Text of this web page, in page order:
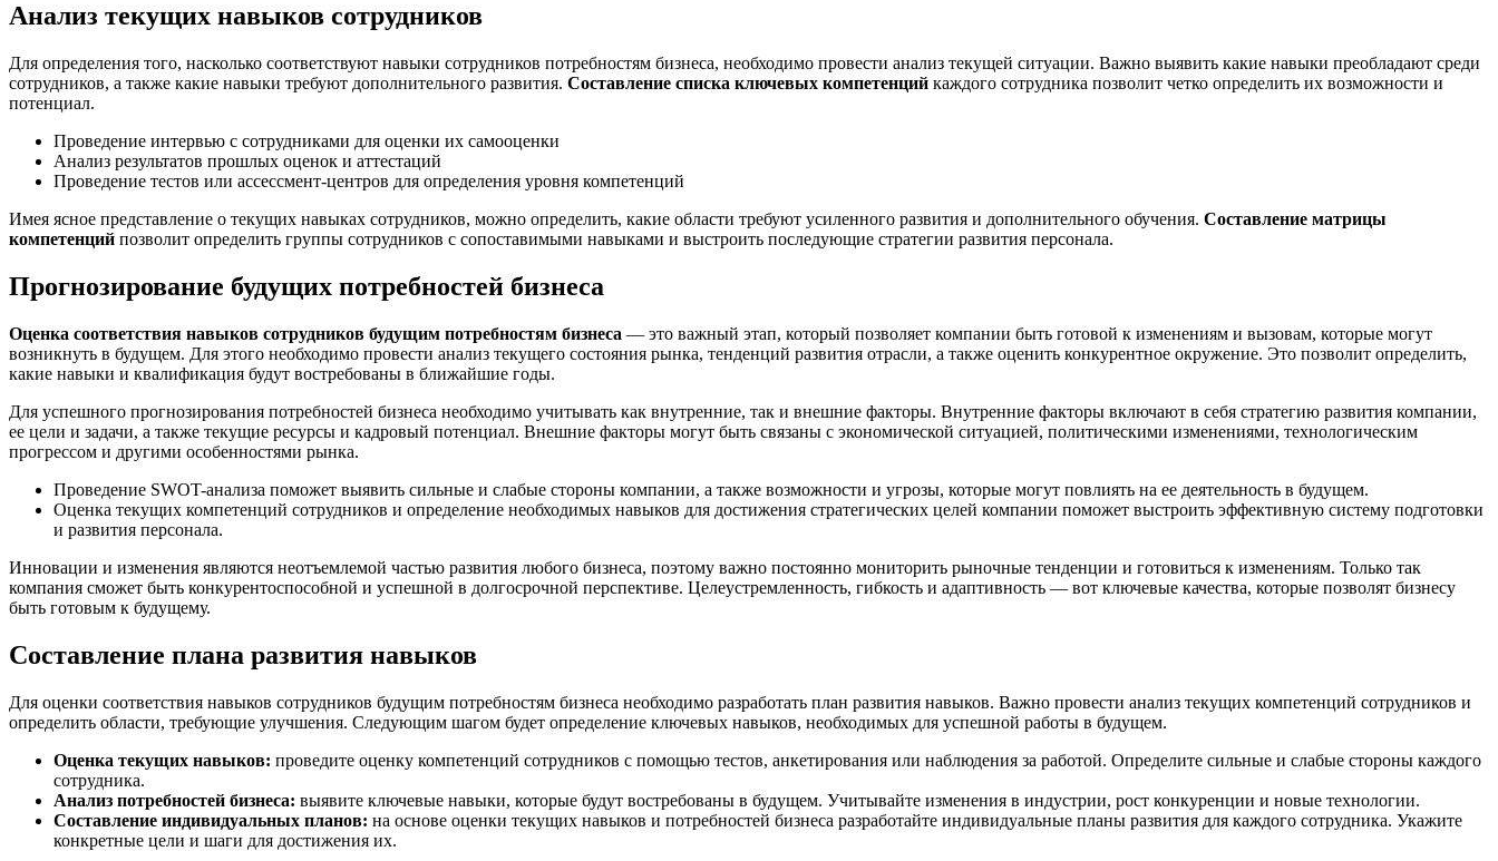
Анализ текущих навыков сотрудников
Для определения того, насколько соответствуют навыки сотрудников потребностям бизнеса, необходимо провести анализ текущей ситуации. Важно выявить какие навыки преобладают среди
сотрудников, а также какие навыки требуют дополнительного развития. Составление списка ключевых компетенций каждого сотрудника позволит четко определить их возможности и
потенциал.
Проведение интервью с сотрудниками для оценки их самооценки
Анализ результатов прошлых оценок и аттестаций
Проведение тестов или ассессмент-центров для определения уровня компетенций
Имея ясное представление о текущих навыках сотрудников, можно определить, какие области требуют усиленного развития и дополнительного обучения. Составление матрицы
компетенций позволит определить группы сотрудников с сопоставимыми навыками и выстроить последующие стратегии развития персонала.
Прогнозирование будущих потребностей бизнеса
Оценка соответствия навыков сотрудников будущим потребностям бизнеса — это важный этап, который позволяет компании быть готовой к изменениям и вызовам, которые могут
возникнуть в будущем. Для этого необходимо провести анализ текущего состояния рынка, тенденций развития отрасли, а также оценить конкурентное окружение. Это позволит определить,
какие навыки и квалификация будут востребованы в ближайшие годы.
Для успешного прогнозирования потребностей бизнеса необходимо учитывать как внутренние, так и внешние факторы. Внутренние факторы включают в себя стратегию развития компании,
ее цели и задачи, а также текущие ресурсы и кадровый потенциал. Внешние факторы могут быть связаны с экономической ситуацией, политическими изменениями, технологическим
прогрессом и другими особенностями рынка.
Проведение SWOT-анализа поможет выявить сильные и слабые стороны компании, а также возможности и угрозы, которые могут повлиять на ее деятельность в будущем.
Оценка текущих компетенций сотрудников и определение необходимых навыков для достижения стратегических целей компании поможет выстроить эффективную систему подготовки
и развития персонала.
Инновации и изменения являются неотъемлемой частью развития любого бизнеса, поэтому важно постоянно мониторить рыночные тенденции и готовиться к изменениям. Только так
компания сможет быть конкурентоспособной и успешной в долгосрочной перспективе. Целеустремленность, гибкость и адаптивность — вот ключевые качества, которые позволят бизнесу
быть готовым к будущему.
Составление плана развития навыков
Для оценки соответствия навыков сотрудников будущим потребностям бизнеса необходимо разработать план развития навыков. Важно провести анализ текущих компетенций сотрудников и
определить области, требующие улучшения. Следующим шагом будет определение ключевых навыков, необходимых для успешной работы в будущем.
Оценка текущих навыков: проведите оценку компетенций сотрудников с помощью тестов, анкетирования или наблюдения за работой. Определите сильные и слабые стороны каждого
сотрудника.
Анализ потребностей бизнеса: выявите ключевые навыки, которые будут востребованы в будущем. Учитывайте изменения в индустрии, рост конкуренции и новые технологии.
Составление индивидуальных планов: на основе оценки текущих навыков и потребностей бизнеса разработайте индивидуальные планы развития для каждого сотрудника. Укажите
конкретные цели и шаги для достижения их.